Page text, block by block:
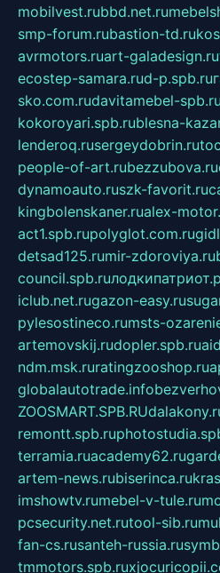
mobilvest.rubbd.net.ru
smp-forum.rubastion-td.ru
avrmotors.ruart-galadesign.ru
ecostep-samara.rud-p.spb.ru
sko.com.rudavitamebel-spb.ru
kokoroyari.spb.rublesna-
lenderoq.rusergeydobrin.ru
people-of-art.rubezzubova.ru
dynamoauto.ruszk-favorit.ru
kingbolenskaner.rualex-
act1.spb.rupolyglot.com.ru
detsad125.rumir-zdoroviya.ru
council.spb.ru
iclub.net.rugazon-easy.ru
pylesostineco.rumsts-
artemovskij.rudopler.spb.ru
ndm.msk.ruratingzooshop.ru
globalautotrade.info
ZOOSMART.SPB.RU
remontt.spb.ru
terramia.ruacademy62.ru
artem-news.rubiserinca.ru
imshowtv.rumebel-v-tule.ru
pcsecurity.net.rutool-sib.ru
fan-cs.rusanteh-russia.ru
tmmotors.spb.ru